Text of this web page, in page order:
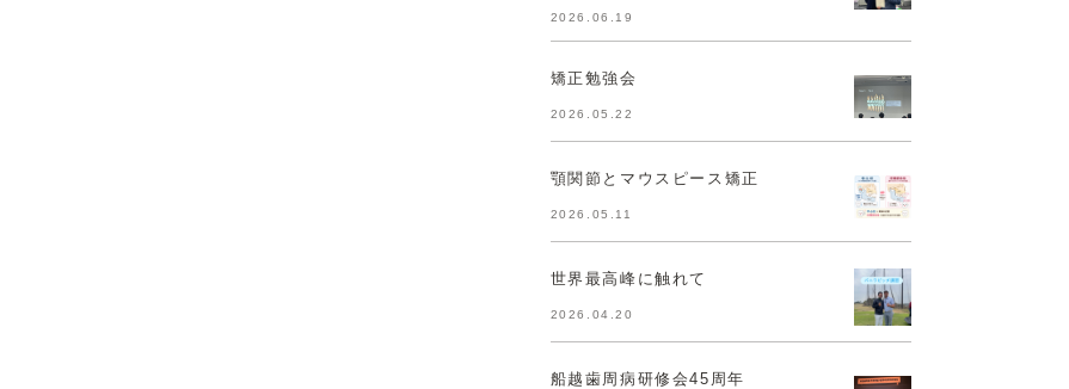
2026.06.19
矯正勉強会
2026.05.22
顎関節とマウスピース矯正
2026.05.11
世界最高峰に触れて
2026.04.20
船越歯周病研修会45周年